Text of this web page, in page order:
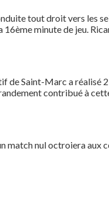
tout droit vers les
minute de jeu.
de Saint-Marc a réalisé
contribué à
nul octroiera aux